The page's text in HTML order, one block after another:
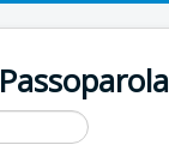
Passoparola